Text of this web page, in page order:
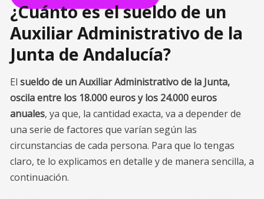
¿Cuánto es el sueldo de un
Auxiliar Administrativo de la
Junta de Andalucía?
El sueldo de un Auxiliar Administrativo de la Junta,
oscila entre los 18.000 euros y los 24.000 euros
anuales, ya que, la cantidad exacta, va a depender de
una serie de factores que varían según las
circunstancias de cada persona. Para que lo tengas
claro, te lo explicamos en detalle y de manera sencilla, a
continuación.